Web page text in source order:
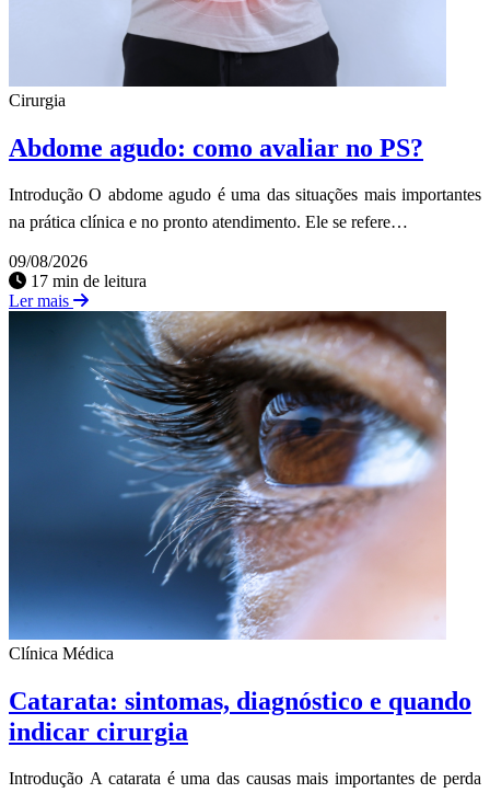
Cirurgia
Abdome agudo: como avaliar no PS?
Introdução O abdome agudo é uma das situações mais importantes
na prática clínica e no pronto atendimento. Ele se refere…
09/08/2026
17 min de leitura
Ler mais
Clínica Médica
Catarata: sintomas, diagnóstico e quando
indicar cirurgia
Introdução A catarata é uma das causas mais importantes de perda